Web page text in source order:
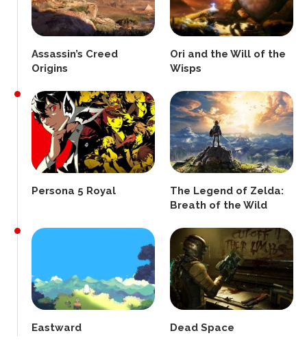
Assassin’s Creed
Origins
Ori and the Will of the
Wisps
Persona 5 Royal
The Legend of Zelda:
Breath of the Wild
Eastward Dead Space